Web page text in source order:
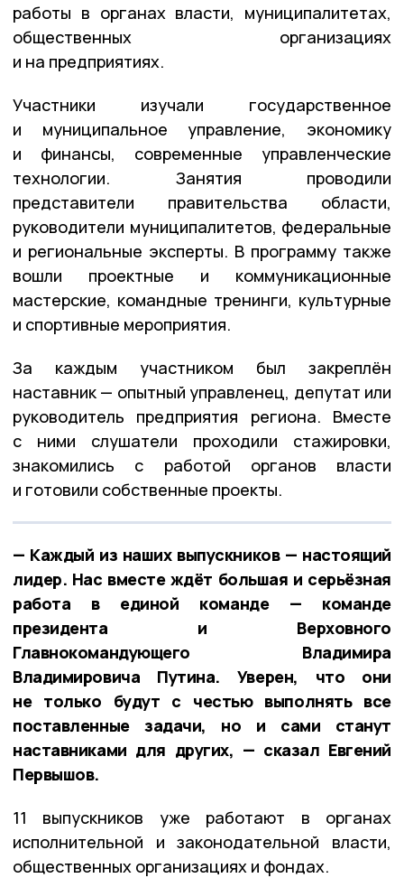
работы в органах власти, муниципалитетах,
общественных организациях
и на предприятиях.
Участники изучали государственное
и муниципальное управление, экономику
и финансы, современные управленческие
технологии. Занятия проводили
представители правительства области,
руководители муниципалитетов, федеральные
и региональные эксперты. В программу также
вошли проектные и коммуникационные
мастерские, командные тренинги, культурные
и спортивные мероприятия.
За каждым участником был закреплён
наставник — опытный управленец, депутат или
руководитель предприятия региона. Вместе
с ними слушатели проходили стажировки,
знакомились с работой органов власти
и готовили собственные проекты.
— Каждый из наших выпускников — настоящий
лидер. Нас вместе ждёт большая и серьёзная
работа в единой команде — команде
президента и Верховного
Главнокомандующего Владимира
Владимировича Путина. Уверен, что они
не только будут с честью выполнять все
поставленные задачи, но и сами станут
наставниками для других, — сказал Евгений
Первышов.
11 выпускников уже работают в органах
исполнительной и законодательной власти,
общественных организациях и фондах.